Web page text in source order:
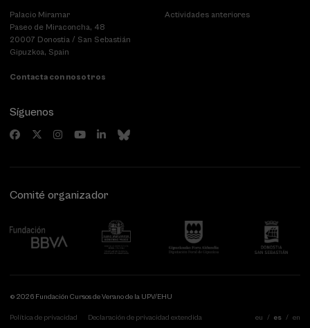
Palacio Miramar
Paseo de Miraconcha, 48
20007 Donostia / San Sebastián
Gipuzkoa, Spain
Contacta con nosotros
Actividades anteriores
Síguenos
Comité organizador
© 2026 Fundación Cursos de Verano de la UPV/EHU
Política de privacidad Declaración de privacidad extendida eu es en